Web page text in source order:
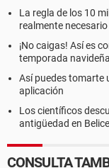
La regla de los 10
realmente
¡No caigas! Así es
temporada navideña
Así puedes tomarte
aplicación
Los científicos
antigüedad en Belice
CONSULTA